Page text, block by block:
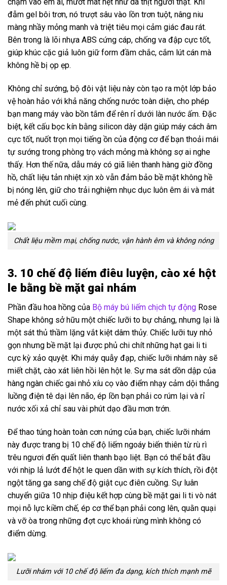
đẫm gel bôi trơn, nó trượt sâu vào lồn trơn tuột, nâng niu
màng nhầy mỏng manh và triệt tiêu mọi cảm giác đau rát.
Bên trong là lõi nhựa ABS cứng cáp, chống va đập cực tốt,
giúp khúc cặc giả luôn giữ form đầm chắc, cắm lút cán mà
không hề bị ọp ẹp.
Không chỉ sướng, bộ đôi vật liệu này còn tạo ra một lớp bảo
vệ hoàn hảo với khả năng chống nước toàn diện, cho phép
bạn mang máy vào bồn tắm để rên rỉ dưới làn nước ấm. Đặc
biệt, kết cấu bọc kín bằng silicon dày dặn giúp máy cách âm
cực tốt, nuốt trọn mọi tiếng ồn của động cơ để bạn thoải mái
tự sướng trong phòng trọ vách mỏng mà không sợ ai nghe
thấy. Hơn thế nữa, dẫu máy có giã liên thanh hàng giờ đồng
hồ, chất liệu tản nhiệt xịn xò vẫn đảm bảo bề mặt không hề
bị nóng lên, giữ cho trải nghiệm nhục dục luôn êm ái và mát
mẻ đến phút cuối cùng.
Chất liệu mềm mại, chống nước, vận hành êm và không nóng
3. 10 chế độ liếm điêu luyện, cào xé hột
le bằng bề mặt gai nhám
Phần đầu hoa hồng của Bộ máy bú liếm chịch tự động Rose
Shape không sở hữu một chiếc lưỡi to bự chảng, nhưng lại là
một sát thủ thầm lặng vắt kiệt dâm thủy. Chiếc lưỡi tuy nhỏ
gọn nhưng bề mặt lại được phủ chi chít những hạt gai li ti
cực kỳ xảo quyệt. Khi máy quẫy đạp, chiếc lưỡi nhám này sẽ
miết chặt, cào xát liên hồi lên hột le. Sự ma sát dồn dập của
hàng ngàn chiếc gai nhỏ xíu cọ vào điểm nhạy cảm dội thẳng
luồng điện tê dại lên não, ép lồn bạn phải co rúm lại và rỉ
nước xối xả chỉ sau vài phút dạo đầu mơn trớn.
Để thao túng hoàn toàn cơn nứng của bạn, chiếc lưỡi nhám
này được trang bị 10 chế độ liếm ngoáy biến thiên từ rù rì
trêu ngươi đến quất liên thanh bạo liệt. Bạn có thể bắt đầu
với nhịp lả lướt để hột le quen dần with sự kích thích, rồi đột
ngột tăng ga sang chế độ giật cục điên cuồng. Sự luân
chuyển giữa 10 nhịp điệu kết hợp cùng bề mặt gai li ti vò nát
mọi nỗ lực kiềm chế, ép cơ thể bạn phải cong lên, quằn quại
và vỡ òa trong những đợt cực khoái rùng mình không có
điểm dừng.
Lưỡi nhám với 10 chế độ liếm đa dạng, kích thích mạnh mẽ